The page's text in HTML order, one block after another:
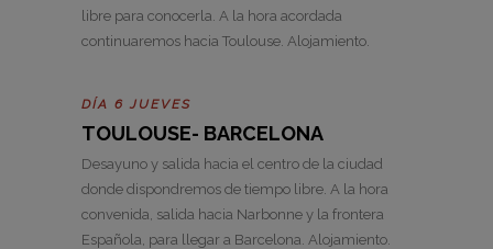
libre para conocerla. A la hora acordada
continuaremos hacia Toulouse. Alojamiento.
DÍA 6 JUEVES
TOULOUSE- BARCELONA
Desayuno y salida hacia el centro de la ciudad
donde dispondremos de tiempo libre. A la hora
convenida, salida hacia Narbonne y la frontera
Española, para llegar a Barcelona. Alojamiento.